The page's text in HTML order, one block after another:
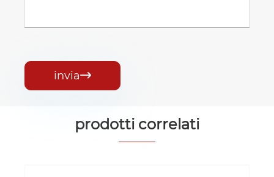
invia
prodotti correlati